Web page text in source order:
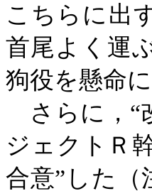
こちらに出
首尾よく運
狗役を懸命
さらに，“
ジェクトＲ
合意”した（